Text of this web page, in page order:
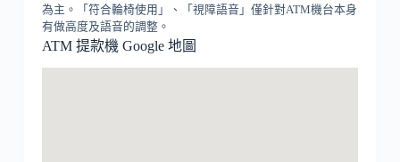
為主。「符合輪椅使用」、「視障語音」僅針對ATM機台本身
有做高度及語音的調整。
ATM 提款機 Google 地圖